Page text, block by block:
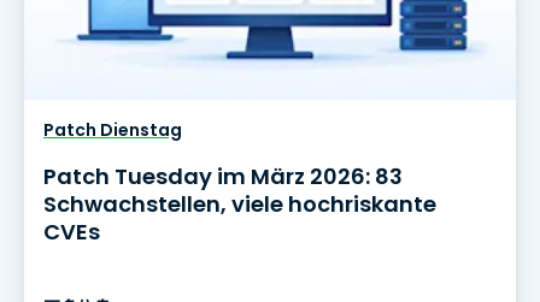
Patch Dienstag
Patch Tuesday im März 2026: 83
Schwachstellen, viele hochriskante
CVEs